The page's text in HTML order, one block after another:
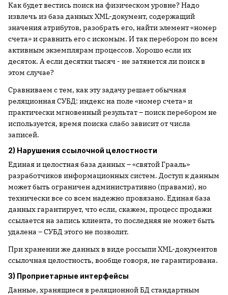
Как будет вестись поиск на физическом уровне? Надо
извлечь из база данных XML-документ, содержащий
значения атрибутов, разобрать его, найти элемент «номер
счета» и сравнить его с искомым. И так перебором по всем
активным экземплярам процессов. Хорошо если их
десяток. А если десятки тысяч - не затянется ли поиск в
этом случае?
Сравниваем с тем, как эту задачу решает обычная
реляционная СУБД: индекс на поле «номер счета» и
практически мгновенный результат – поиск перебором не
используется, время поиска слабо зависит от числа
записей.
2) Нарушения ссылочной целостности
Единая и целостная база данных – «святой Грааль»
разработчиков информационных систем. Доступ к данным
может быть ограничен административно (правами), но
технически все со всем надежно провязано. Единая база
данных гарантирует, что если, скажем, процесс продажи
ссылается на запись клиента, то последняя не может быть
удалена – СУБД этого не позволит.
При хранении же данных в виде россыпи XML-документов
ссылочная целостность, вообще говоря, не гарантирована.
3) Проприетарные интерфейсы
Данные, хранящиеся в реляционной БД стандартным